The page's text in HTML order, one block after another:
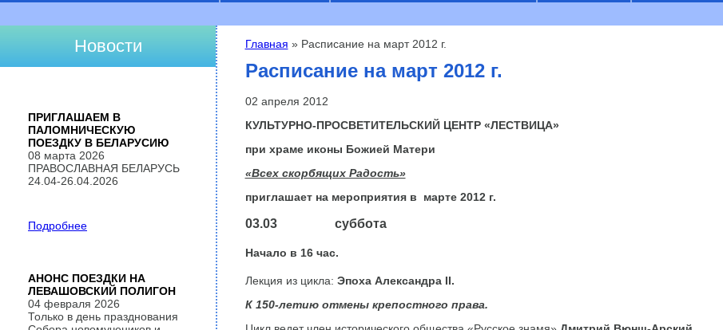
Вы здесь
Главная » Расписание на март 2012 г.
Расписание на март 2012 г.
02 апреля 2012
КУЛЬТУРНО-ПРОСВЕТИТЕЛЬСКИЙ ЦЕНТР «ЛЕСТВИЦА»
при храме иконы Божией Матери
«Всех скорбящих Радость»
приглашает на мероприятия в марте 2012 г.
03.03 суббота
Начало в 16 час.
Лекция из цикла: Эпоха Александра II.
К 150-летию отмены крепостного права.
Новости
ПРИГЛАШАЕМ В
ПАЛОМНИЧЕСКУЮ
ПОЕЗДКУ В БЕЛАРУСИЮ
08 марта 2026
ПРАВОСЛАВНАЯ БЕЛАРУСЬ
24.04-26.04.2026
Подробнее
АНОНС ПОЕЗДКИ НА
ЛЕВАШОВСКИЙ ПОЛИГОН
04 февраля 2026
Только в день празднования